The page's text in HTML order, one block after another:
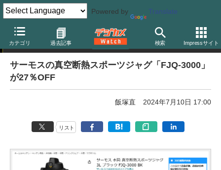
Powered by Translate
カテゴリ 過去記事 検索 Impressサイト
【厳選】本日のお買い得商品
サーモスの真空断熱スポーツジャグ「FJQ-3000」
が27％OFF
飯塚直 2024年7月10日 17:00
リスト